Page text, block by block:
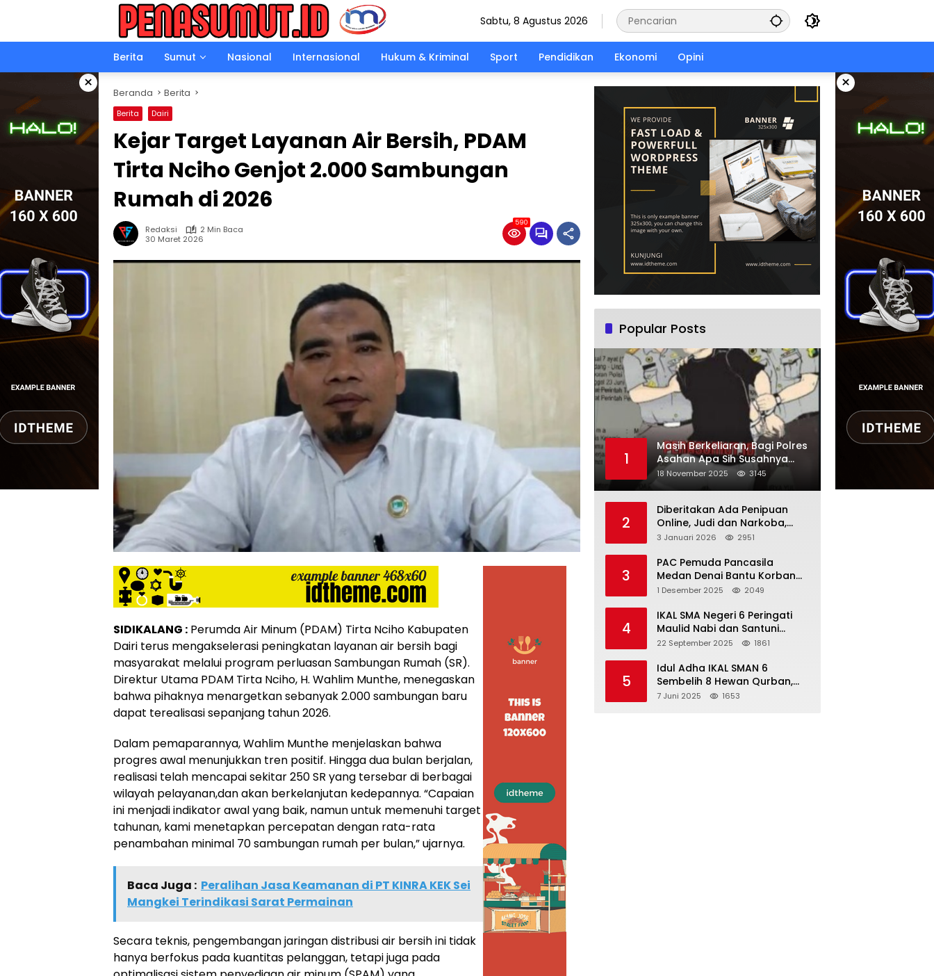
Sabtu, 8 Agustus 2026
Berita Sumut Nasional Internasional Hukum & Kriminal Sport Pendidikan Ekonomi Opini
× ×
Beranda Berita
Berita Dairi
Kejar Target Layanan Air Bersih, PDAM
Tirta Nciho Genjot 2.000 Sambungan
Rumah di 2026
Redaksi
2 Min Baca
30 Maret 2026
590
SIDIKALANG : Perumda Air Minum (PDAM) Tirta Nciho Kabupaten
Dairi terus mengakselerasi peningkatan layanan air bersih bagi
masyarakat melalui program perluasan Sambungan Rumah (SR).
Direktur Utama PDAM Tirta Nciho, H. Wahlim Munthe, menegaskan
bahwa pihaknya menargetkan sebanyak 2.000 sambungan baru
dapat terealisasi sepanjang tahun 2026.
Dalam pemaparannya, Wahlim Munthe menjelaskan bahwa
progres awal menunjukkan tren positif. Hingga dua bulan berjalan,
realisasi telah mencapai sekitar 250 SR yang tersebar di berbagai
wilayah pelayanan,dan akan berkelanjutan kedepannya. “Capaian
ini menjadi indikator awal yang baik, namun untuk memenuhi target
tahunan, kami menetapkan percepatan dengan rata-rata
penambahan minimal 70 sambungan rumah per bulan,” ujarnya.
Baca Juga : Peralihan Jasa Keamanan di PT KINRA KEK Sei
Mangkei Terindikasi Sarat Permainan
Secara teknis, pengembangan jaringan distribusi air bersih ini tidak
hanya berfokus pada kuantitas pelanggan, tetapi juga pada
Popular Posts
1
Masih Berkeliaran, Bagi Polres
Asahan Apa Sih Susahnya
Menangkap Martono
18 November 2025 3145
2
Diberitakan Ada Penipuan
Online, Judi dan Narkoba,
Karutan Kabanjhe Sebut Hoax
Beryanggungjawab
3 Januari 2026 2951
3
PAC Pemuda Pancasila
Medan Denai Bantu Korban
Banjir di Tiga Kelurahan
1 Desember 2025 2049
4
IKAL SMA Negeri 6 Peringati
Maulid Nabi dan Santuni
Yatim Piatu Anak Alumni
22 September 2025 1861
5
Idul Adha IKAL SMAN 6
Sembelih 8 Hewan Qurban,
Seluruh Siswa Guru dan ASN
7 Juni 2025 1653